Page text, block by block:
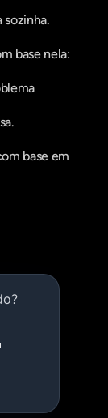
sozinha.
base nela:
base em